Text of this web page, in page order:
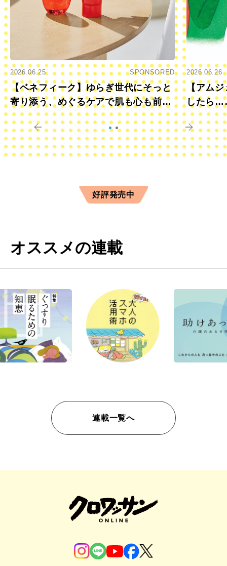
2026.06.25 SPONSORED
【ベネフィーク】ゆらぎ世代にそっと
寄り添う、めぐるケアで肌も心も前向
きに
2026.06.26
【アムジ
したら
すか？
好評発売中
オススメの連載
連載一覧へ